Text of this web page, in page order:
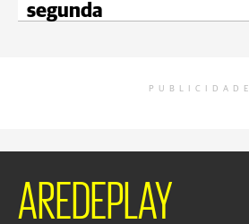
segunda
PUBLICIDADE
AREDEPLAY